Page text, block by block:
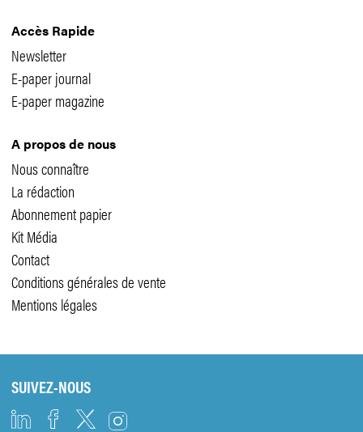
Accès Rapide
Newsletter
E-paper journal
E-paper magazine
A propos de nous
Nous connaître
La rédaction
Abonnement papier
Kit Média
Contact
Conditions générales de vente
Mentions légales
SUIVEZ-NOUS